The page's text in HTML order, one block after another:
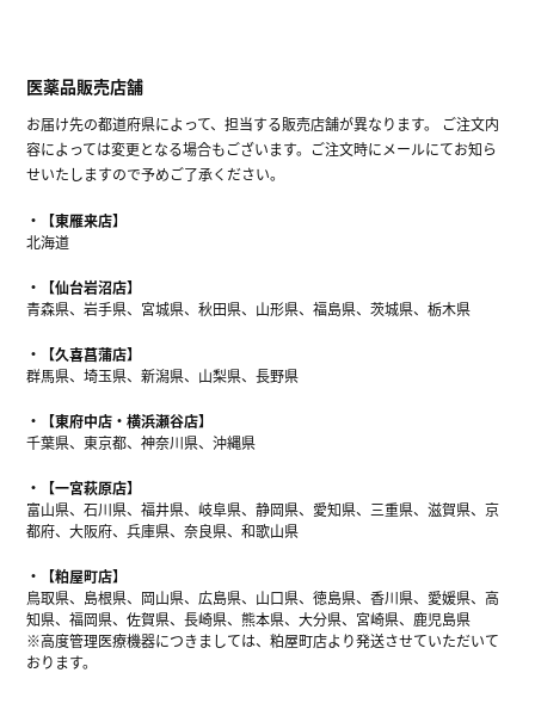
医薬品販売店舗
お届け先の都道府県によって、担当する販売店舗が異なります。 ご注文内
容によっては変更となる場合もございます。ご注文時にメールにてお知ら
せいたしますので予めご了承ください。
【東雁来店】
北海道
【仙台岩沼店】
青森県、岩手県、宮城県、秋田県、山形県、福島県、茨城県、栃木県
【久喜菖蒲店】
群馬県、埼玉県、新潟県、山梨県、長野県
【東府中店・横浜瀬谷店】
千葉県、東京都、神奈川県、沖縄県
【一宮萩原店】
富山県、石川県、福井県、岐阜県、静岡県、愛知県、三重県、滋賀県、京
都府、大阪府、兵庫県、奈良県、和歌山県
【粕屋町店】
鳥取県、島根県、岡山県、広島県、山口県、徳島県、香川県、愛媛県、高
知県、福岡県、佐賀県、長崎県、熊本県、大分県、宮崎県、鹿児島県
※高度管理医療機器につきましては、粕屋町店より発送させていただいて
おります。